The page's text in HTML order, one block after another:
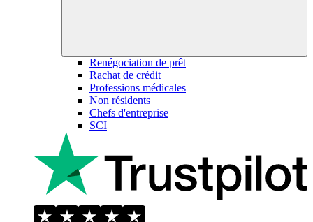
Renégociation de prêt
Rachat de crédit
Professions médicales
Non résidents
Chefs d'entreprise
SCI